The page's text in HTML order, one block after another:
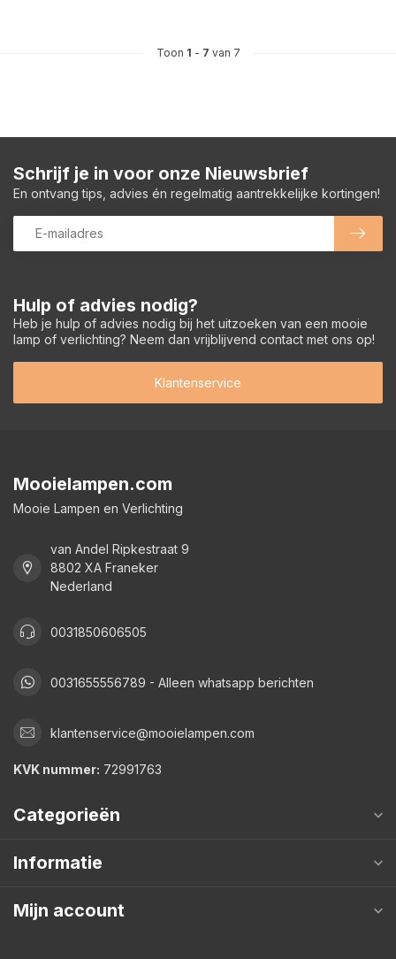
Toon 1 - 7 van 7
Hulp of advies nodig?
Heb je hulp of advies nodig bij het uitzoeken van een mooie
lamp of verlichting? Neem dan vrijblijvend contact met ons op!
Klantenservice
Schrijf je in voor onze Nieuwsbrief
En ontvang tips, advies én regelmatig aantrekkelijke kortingen!
Mooielampen.com
Mooie Lampen en Verlichting
van Andel Ripkestraat 9
8802 XA Franeker
Nederland
0031850606505
0031655556789 - Alleen whatsapp berichten
klantenservice@mooielampen.com
KVK nummer: 72991763
Categorieën
Informatie
Mijn account